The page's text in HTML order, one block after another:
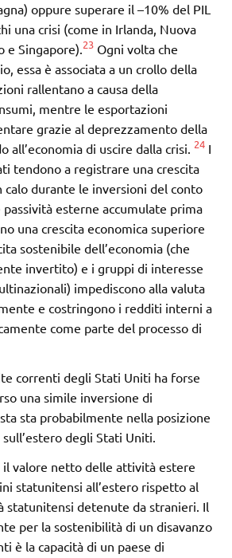
oppure superare il –10% del PIL
una crisi (come in Irlanda, Nuova
e Singapore).23 Ogni volta che
essa è associata a un crollo della
rallentano a causa della
mentre le esportazioni
grazie al deprezzamento della
all’economia di uscire dalla crisi. 24 I
tendono a registrare una crescita
durante le inversioni del conto
esterne accumulate prima
una crescita economica superiore
sostenibile dell’economia (che
invertito) e i gruppi di interesse
impediscono alla valuta
e costringono i redditi interni a
come parte del processo di
correnti degli Stati Uniti ha forse
una simile inversione di
sta probabilmente nella posizione
degli Stati Uniti.
il valore netto delle attività estere
statunitensi all’estero rispetto al
statunitensi detenute da stranieri. Il
per la sostenibilità di un disavanzo
è la capacità di un paese di